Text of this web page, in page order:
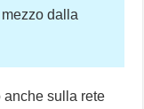
dalla
anche sulla rete